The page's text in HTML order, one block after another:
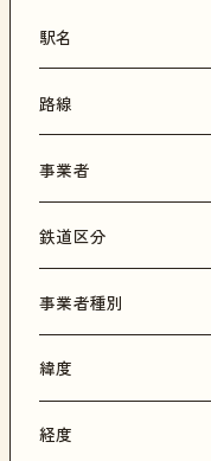
駅名
路線
事業者
鉄道区分
事業者種別
緯度
経度